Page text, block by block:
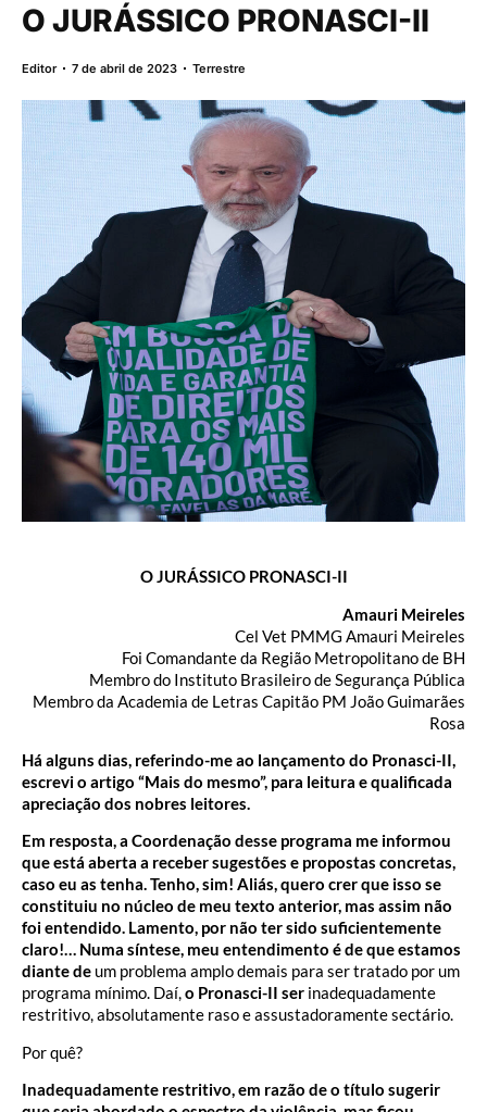
O JURÁSSICO PRONASCI-II
Editor 7 de abril de 2023 Terrestre
O JURÁSSICO PRONASCI-II
Amauri Meireles
Cel Vet PMMG Amauri Meireles
Foi Comandante da Região Metropolitano de BH
Membro do Instituto Brasileiro de Segurança Pública
Membro da Academia de Letras Capitão PM João Guimarães
Rosa
Há alguns dias, referindo-me ao lançamento do Pronasci-II,
escrevi o artigo “Mais do mesmo”, para leitura e qualificada
apreciação dos nobres leitores.
Em resposta, a Coordenação desse programa me informou
que está aberta a receber sugestões e propostas concretas,
caso eu as tenha. Tenho, sim! Aliás, quero crer que isso se
constituiu no núcleo de meu texto anterior, mas assim não
foi entendido. Lamento, por não ter sido suficientemente
claro!… Numa síntese, meu entendimento é de que estamos
diante de um problema amplo demais para ser tratado por um
programa mínimo. Daí,o Pronasci-II ser inadequadamente
restritivo, absolutamente raso e assustadoramente sectário.
Por quê?
Inadequadamente restritivo, em razão de o título sugerir